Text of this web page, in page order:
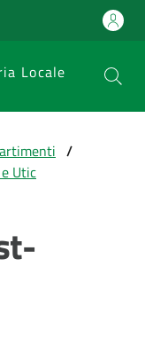
Locale
/
Utic